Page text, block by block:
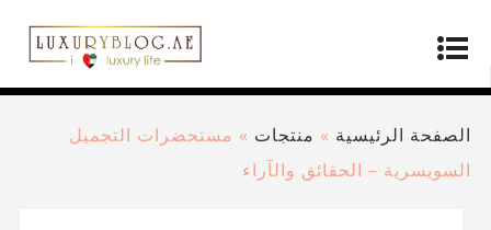
الصفحة الرئيسية » منتجات » مستحضرات التجميل
السويسرية – الحقائق والآراء